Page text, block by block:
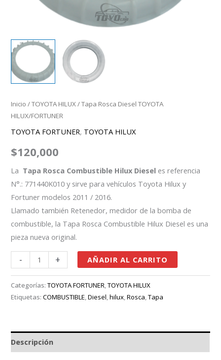
Inicio /TOYOTA HILUX/ Tapa Rosca Diesel TOYOTA
HILUX/FORTUNER
TOYOTA FORTUNER, TOYOTA HILUX
$120,000
La Tapa Rosca Combustible Hilux Diesel es referencia
N°.: 771440K010 y sirve para vehículos Toyota Hilux y
Fortuner modelos 2011 / 2016.
Llamado también Retenedor, medidor de la bomba de
combustible, la Tapa Rosca Combustible Hilux Diesel es una
pieza nueva original.
- + AÑADIR AL CARRITO
Categorías:TOYOTA FORTUNER,TOYOTA HILUX
Etiquetas:COMBUSTIBLE,Diesel,hilux,Rosca,Tapa
Descripción